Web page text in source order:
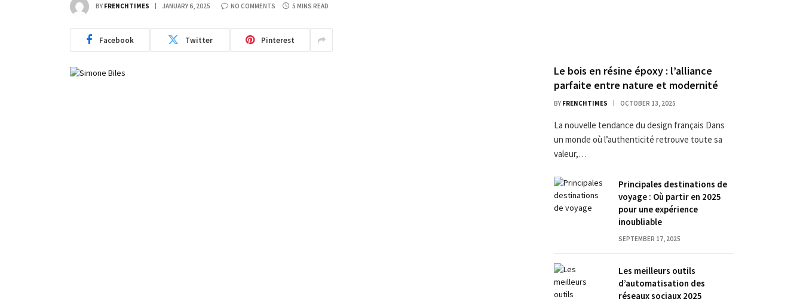
BY FRENCHTIMES JANUARY 6, 2025 NO COMMENTS 5 MINS READ
Facebook Twitter Pinterest
Le bois en résine époxy : l’alliance
parfaite entre nature et modernité
BY FRENCHTIMES OCTOBER 13, 2025
La nouvelle tendance du design français Dans
un monde où l’authenticité retrouve toute sa
valeur,…
Principales destinations de
voyage : Où partir en 2025
pour une expérience
inoubliable
SEPTEMBER 17, 2025
Les meilleurs outils
d’automatisation des
réseaux sociaux 2025